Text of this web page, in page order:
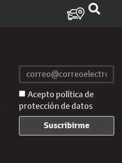
Acepto política de
protección de datos
Suscribirme